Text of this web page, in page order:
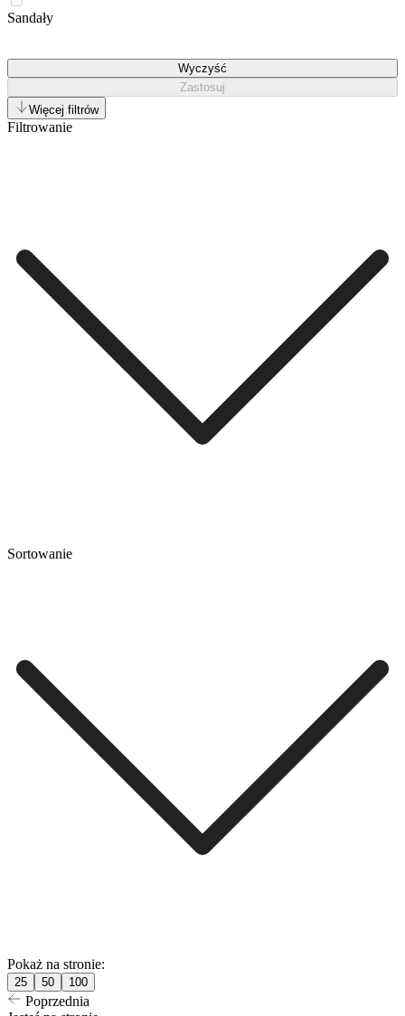
Sandały
Wyczyść
Zastosuj
Więcej filtrów
Filtrowanie
Sortowanie
Pokaż na stronie:
25 50 100
Poprzednia